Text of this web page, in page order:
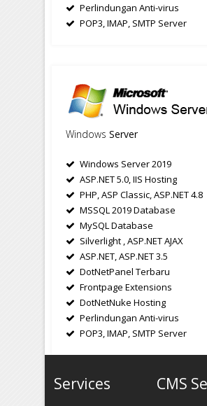
Perlindungan Anti-virus
POP3, IMAP, SMTP Server
Windows Server
Windows Server 2019
ASP.NET 5.0, IIS Hosting
PHP, ASP Classic, ASP.NET 4.8
MSSQL 2019 Database
MySQL Database
Silverlight , ASP.NET AJAX
ASP.NET, ASP.NET 3.5
DotNetPanel Terbaru
Frontpage Extensions
DotNetNuke Hosting
Perlindungan Anti-virus
POP3, IMAP, SMTP Server
Services CMS